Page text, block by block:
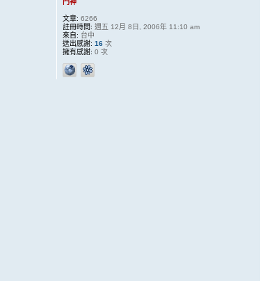
文章: 6266
註冊時間: 週五 12月 8日, 2006年 11:10 am
來自: 台中
送出感謝: 16次
擁有感謝: 0 次